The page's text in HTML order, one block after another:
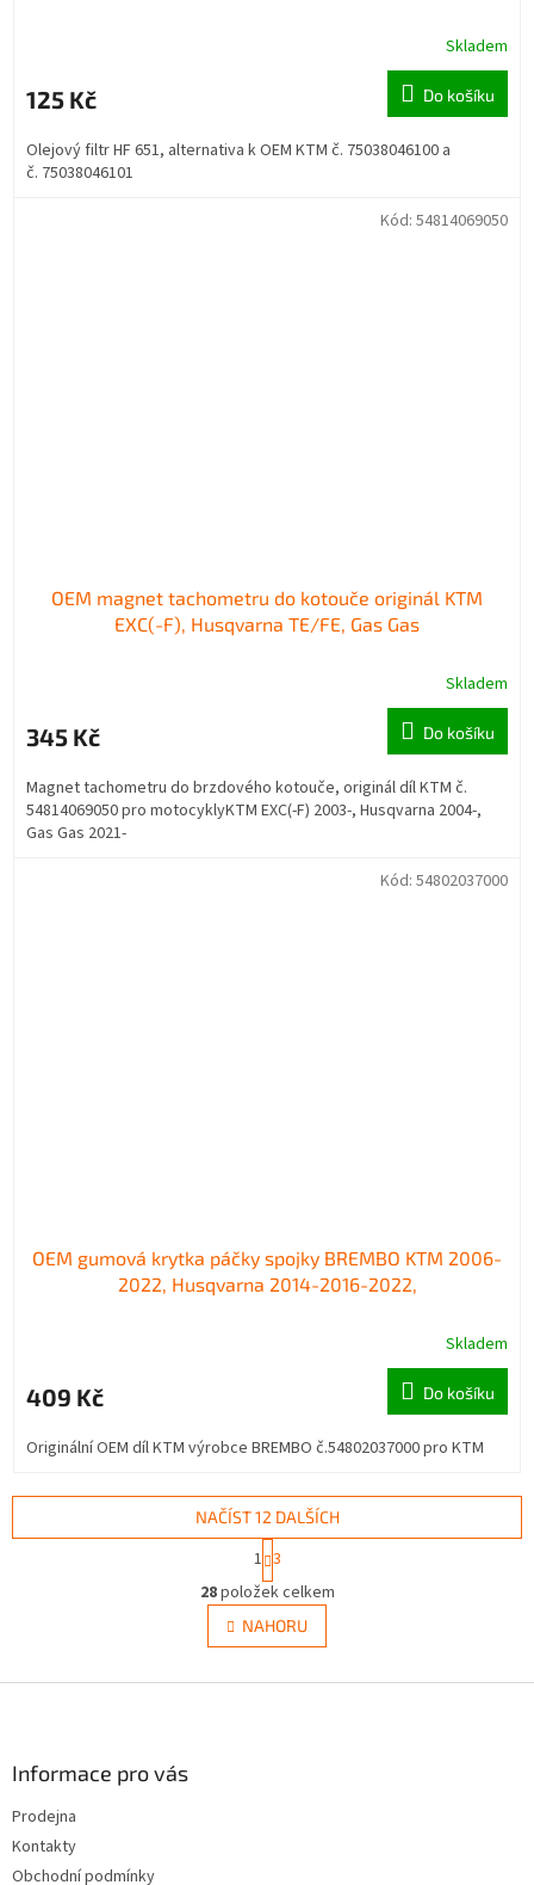
Skladem
125 Kč Do košíku
Olejový filtr HF 651, alternativa k OEM KTM č. 75038046100 a
č. 75038046101
OEM magnet tachometru do kotouče originál KTM
EXC(-F), Husqvarna TE/FE, Gas Gas
Skladem
345 Kč Do košíku
Magnet tachometru do brzdového kotouče, originál díl KTM č.
54814069050 pro motocyklyKTM EXC(-F) 2003-, Husqvarna 2004-,
Gas Gas 2021-
Kód: 54814069050
OEM gumová krytka páčky spojky BREMBO KTM 2006-
2022, Husqvarna 2014-2016-2022,
Skladem
409 Kč Do košíku
Originální OEM díl KTM výrobce BREMBO č.54802037000 pro KTM
Kód: 54802037000
O
v
l
á
NAČÍST 12 DALŠÍCH
S
t
r
á
n
k
v
1 3
28položek celkem
NAHORU
Informace pro vás
Prodejna
Kontakty
Obchodní podmínky